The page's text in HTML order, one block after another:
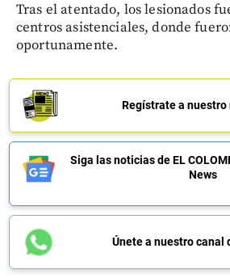
Tras el atentado, los lesionados
centros asistenciales, donde
oportunamente.
Regístrate a
Siga las noticias de EL
News
Únete a nuestro canal